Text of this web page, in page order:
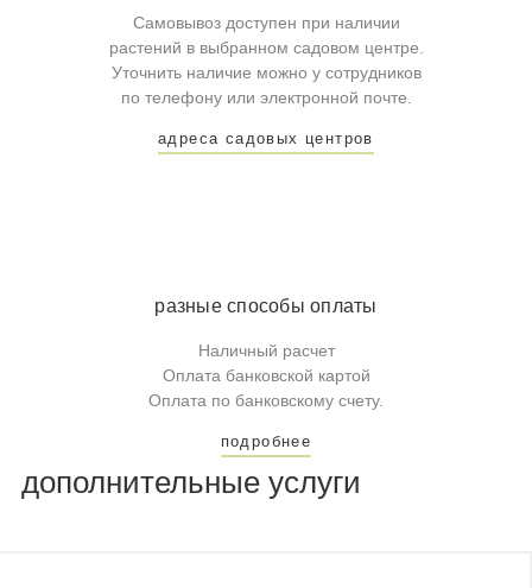
Самовывоз доступен при наличии
растений в выбранном садовом центре.
Уточнить наличие можно у сотрудников
по телефону или электронной почте.
адреса садовых центров
разные способы оплаты
Наличный расчет
Оплата банковской картой
Оплата по банковскому счету.
подробнее
дополнительные услуги